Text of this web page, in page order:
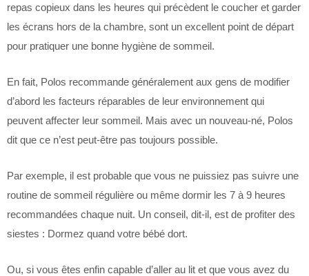
repas copieux dans les heures qui précèdent le coucher et garder
les écrans hors de la chambre, sont un excellent point de départ
pour pratiquer une bonne hygiène de sommeil.
En fait, Polos recommande généralement aux gens de modifier
d’abord les facteurs réparables de leur environnement qui
peuvent affecter leur sommeil. Mais avec un nouveau-né, Polos
dit que ce n’est peut-être pas toujours possible.
Par exemple, il est probable que vous ne puissiez pas suivre une
routine de sommeil régulière ou même dormir les 7 à 9 heures
recommandées chaque nuit. Un conseil, dit-il, est de profiter des
siestes : Dormez quand votre bébé dort.
Ou, si vous êtes enfin capable d’aller au lit et que vous avez du